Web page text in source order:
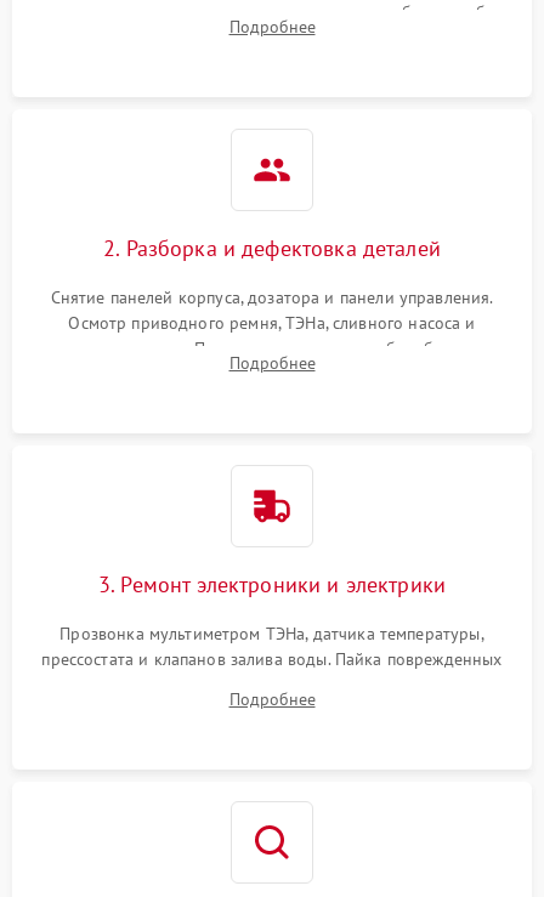
выявления посторонних шумов, протечек или сбоев в работе
электронного модуля управления.
Подробнее
2. Разборка и дефектовка деталей
Снятие панелей корпуса, дозатора и панели управления.
Осмотр приводного ремня, ТЭНа, сливного насоса и
амортизаторов. Проверка подшипников барабана и
крестовины на износ, а манжеты люка на разрывы.
Подробнее
3. Ремонт электроники и электрики
Прозвонка мультиметром ТЭНа, датчика температуры,
прессостата и клапанов залива воды. Пайка поврежденных
Восстановление целостности проводки и контактов.
Подробнее